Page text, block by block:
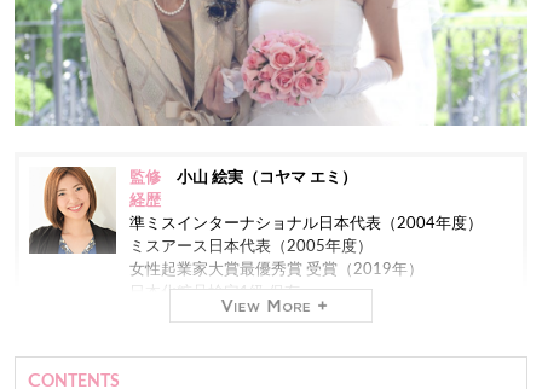
監修 小山 絵実（コヤマ エミ）
経歴
準ミスインターナショナル日本代表（2004年度）
ミスアース日本代表（2005年度）
女性起業家大賞最優秀賞 受賞（2019年）
日本化粧品検定1級 保有
株式会社ミスコンシャス 代表取締役社長（2012年
CONTENTS